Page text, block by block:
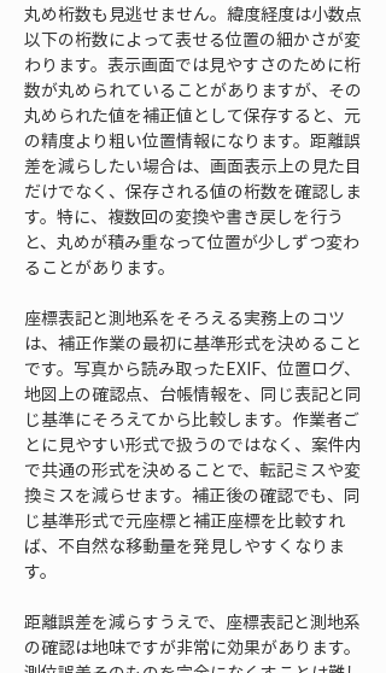
丸め桁数も見逃せません。緯度経度は小数点
以下の桁数によって表せる位置の細かさが変
わります。表示画面では見やすさのために桁
数が丸められていることがありますが、その
丸められた値を補正値として保存すると、元
の精度より粗い位置情報になります。距離誤
差を減らしたい場合は、画面表示上の見た目
だけでなく、保存される値の桁数を確認しま
す。特に、複数回の変換や書き戻しを行う
と、丸めが積み重なって位置が少しずつ変わ
ることがあります。
座標表記と測地系をそろえる実務上のコツ
は、補正作業の最初に基準形式を決めること
です。写真から読み取ったEXIF、位置ログ、
地図上の確認点、台帳情報を、同じ表記と同
じ基準にそろえてから比較します。作業者ご
とに見やすい形式で扱うのではなく、案件内
で共通の形式を決めることで、転記ミスや変
換ミスを減らせます。補正後の確認でも、同
じ基準形式で元座標と補正座標を比較すれ
ば、不自然な移動量を発見しやすくなりま
す。
距離誤差を減らすうえで、座標表記と測地系
の確認は地味ですが非常に効果があります。